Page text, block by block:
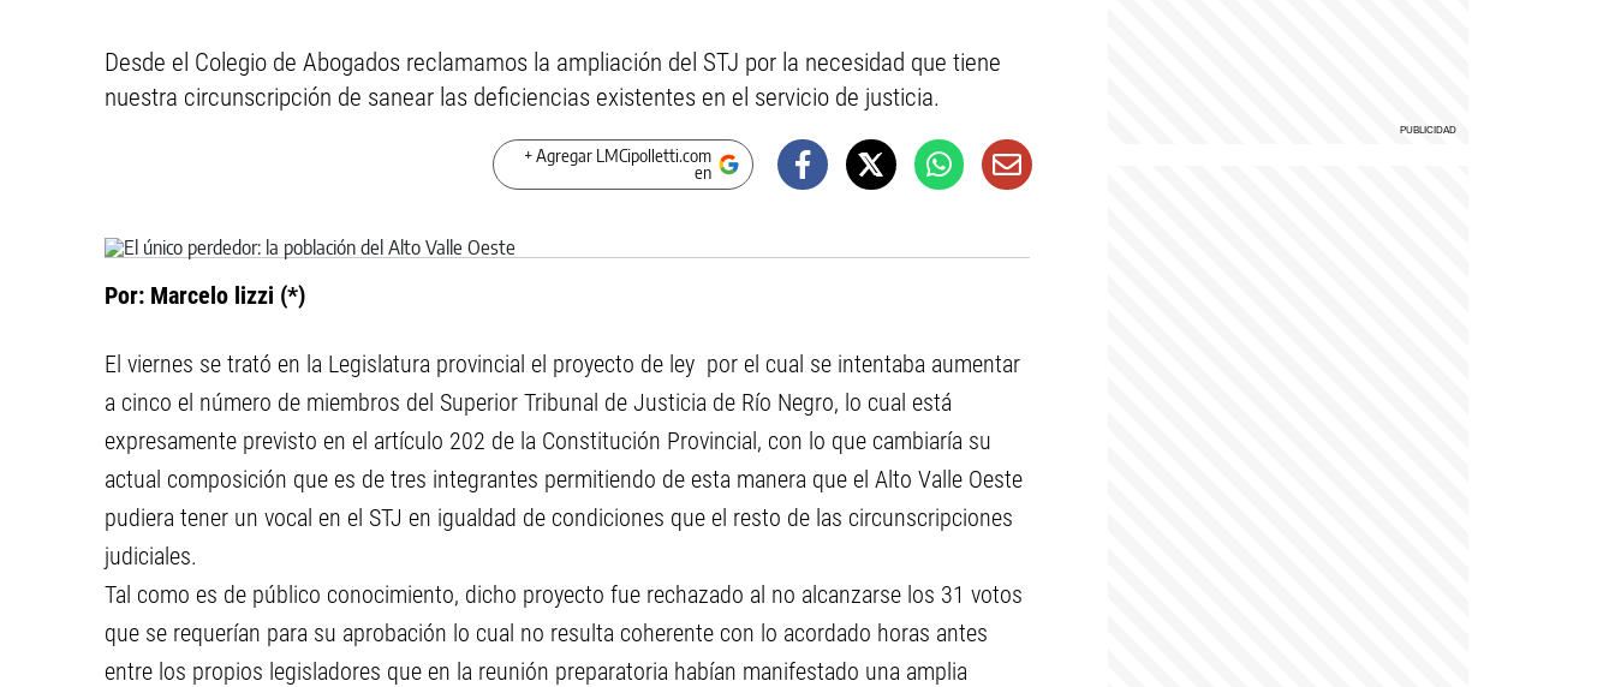
Desde el Colegio de Abogados reclamamos la ampliación del STJ por la necesidad que tiene
nuestra circunscripción de sanear las deficiencias existentes en el servicio de justicia.
+ Agregar LMCipolletti.com
en
Por: Marcelo lizzi (*)
El viernes se trató en la Legislatura provincial el proyecto de ley por el cual se intentaba aumentar
a cinco el número de miembros del Superior Tribunal de Justicia de Río Negro, lo cual está
expresamente previsto en el artículo 202 de la Constitución Provincial, con lo que cambiaría su
actual composición que es de tres integrantes permitiendo de esta manera que el Alto Valle Oeste
pudiera tener un vocal en el STJ en igualdad de condiciones que el resto de las circunscripciones
judiciales.
Tal como es de público conocimiento, dicho proyecto fue rechazado al no alcanzarse los 31 votos
que se requerían para su aprobación lo cual no resulta coherente con lo acordado horas antes
entre los propios legisladores que en la reunión preparatoria habían manifestado una amplia